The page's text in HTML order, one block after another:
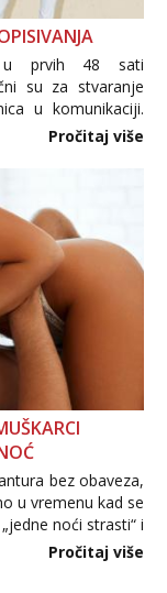
u prvih 48 sati
su za stvaranje
u komunikaciji.
ili intimnih
nije zaslužila to
Pročitaj više
bez obaveza,
u vremenu kad se
noći strasti“ i
misle žene, a što
Pročitaj više